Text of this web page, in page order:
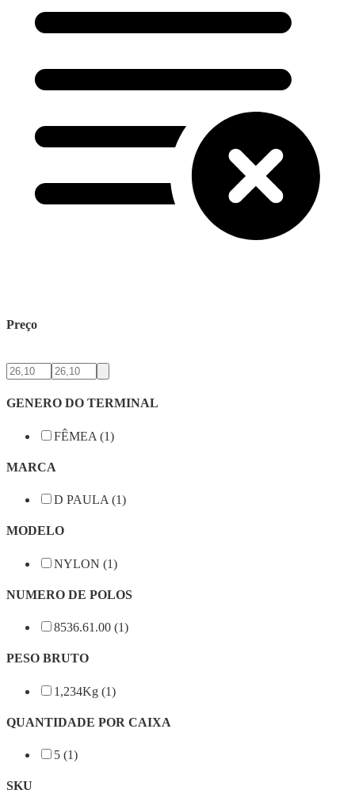
Preço
GENERO DO TERMINAL
FÊMEA (1)
MARCA
D PAULA (1)
MODELO
NYLON (1)
NUMERO DE POLOS
8536.61.00 (1)
PESO BRUTO
1,234Kg (1)
QUANTIDADE POR CAIXA
5 (1)
SKU